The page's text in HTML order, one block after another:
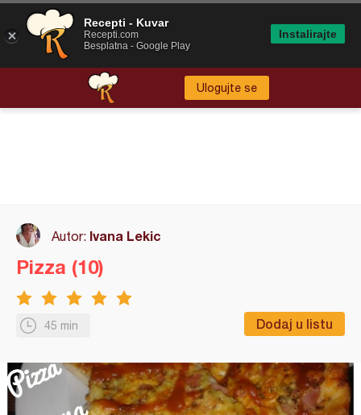
Ulogujte se
Autor: Ivana Lekic
45 min Dodaj u listu
Pizza (10)
Recepti - Kuvar
Recepti.com
Besplatna - Google Play
Instalirajte